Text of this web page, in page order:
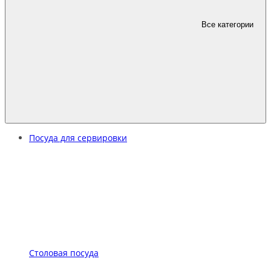
Все категории
Посуда для сервировки
Столовая посуда